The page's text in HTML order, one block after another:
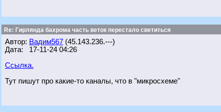
Re: Гирлянда бахрома часть веток перестало светиться
Автор: Вадим567 (45.143.236.---)
Дата: 17-11-24 04:26
Ссылка.
Тут пишут про какие-то каналы, что в "микросхеме"